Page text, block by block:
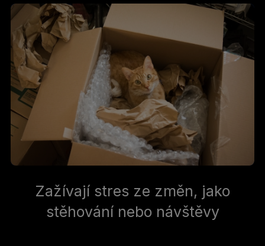
Zažívají stres ze změn, jako
stěhování nebo návštěvy